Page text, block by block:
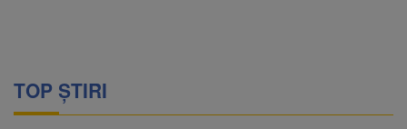
TOP ȘTIRI